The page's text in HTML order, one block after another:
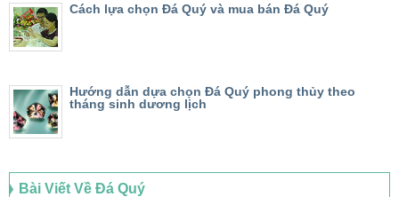
Cách lựa chọn Đá Quý và mua bán Đá Quý
Hướng dẫn dựa chọn Đá Quý phong thủy theo
tháng sinh dương lịch
Bài Viết Về Đá Quý